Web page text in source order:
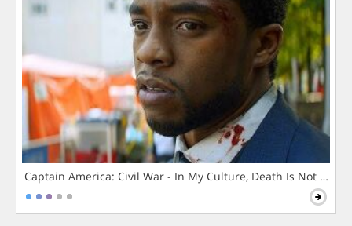
Captain America: Civil War - In My Culture, Death Is Not The